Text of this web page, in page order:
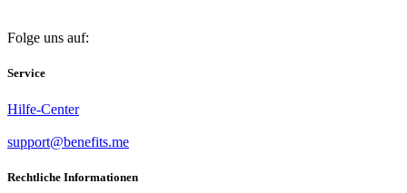
Folge uns auf:
Service
Hilfe-Center
support@benefits.me
Rechtliche Informationen